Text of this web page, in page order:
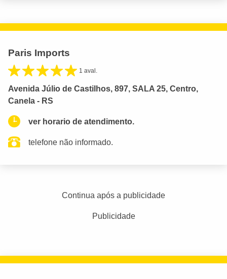
Paris Imports
1 aval.
Avenida Júlio de Castilhos, 897, SALA 25, Centro,
Canela - RS
ver horario de atendimento.
telefone não informado.
Continua após a publicidade
Publicidade